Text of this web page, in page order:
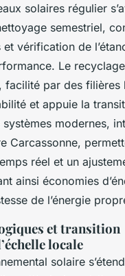
solaires régulier
semestriel,
vérification de
Le
facilité par des filières
et appuie la
modernes,
Carcassonne,
réel et un
ainsi économies
de l’énergie
et transition
locale
solaire